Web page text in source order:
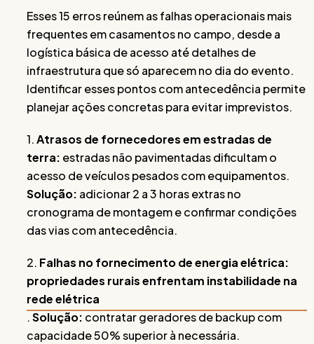
Esses 15 erros reúnem as falhas operacionais mais
frequentes em casamentos no campo, desde a
logística básica de acesso até detalhes de
infraestrutura que só aparecem no dia do evento.
Identificar esses pontos com antecedência permite
planejar ações concretas para evitar imprevistos.
1.Atrasos de fornecedores em estradas de
terra: estradas não pavimentadas dificultam o
acesso de veículos pesados com equipamentos.
Solução: adicionar 2 a 3 horas extras no
cronograma de montagem e confirmar condições
das vias com antecedência.
2. Falhas no fornecimento de energia elétrica:
propriedades rurais enfrentam instabilidade na
rede elétrica
.Solução: contratar geradores de backup com
capacidade 50% superior à necessária.